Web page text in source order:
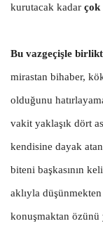
kurutacak kadar çok
Bu vazgeçişle
mirastan bihaber,
olduğunu
vakit yaklaşık dört
kendisine dayak
biteni başkasının
aklıyla
konuşmaktan